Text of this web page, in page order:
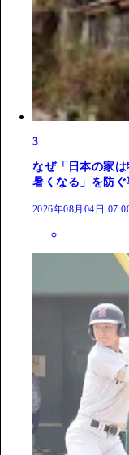
3
なぜ「日本の家
暑くなる」を防
2026年08月04日